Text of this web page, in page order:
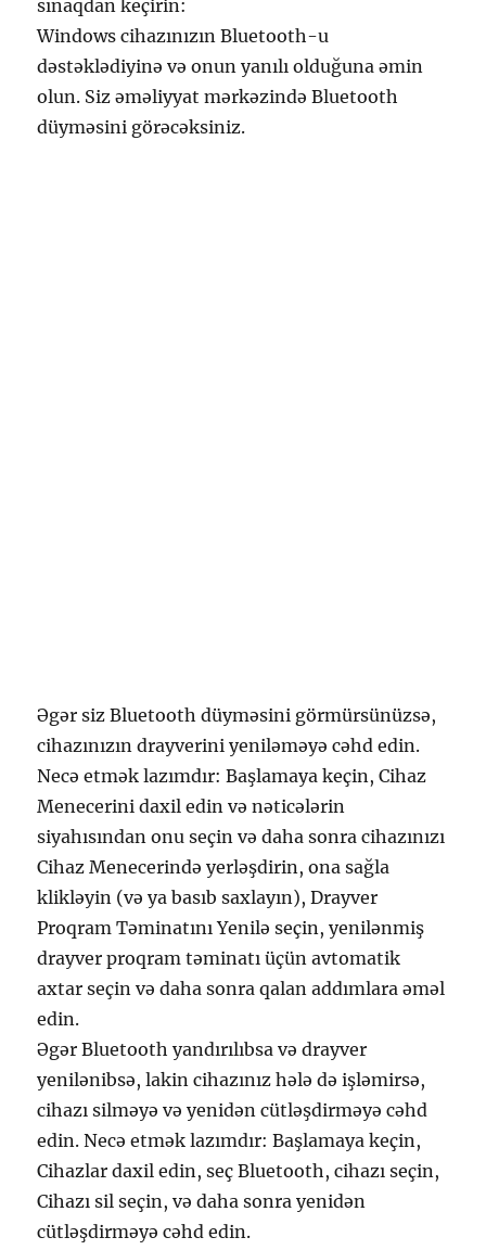
sınaqdan keçirin:
Windows cihazınızın Bluetooth-u
dəstəklədiyinə və onun yanılı olduğuna əmin
olun. Siz əməliyyat mərkəzində Bluetooth
düyməsini görəcəksiniz.
Əgər siz Bluetooth düyməsini görmürsünüzsə,
cihazınızın drayverini yeniləməyə cəhd edin.
Necə etmək lazımdır: Başlamaya keçin, Cihaz
Menecerini daxil edin və nəticələrin
siyahısından onu seçin və daha sonra cihazınızı
Cihaz Menecerində yerləşdirin, ona sağla
klikləyin (və ya basıb saxlayın), Drayver
Proqram Təminatını Yenilə seçin, yenilənmiş
drayver proqram təminatı üçün avtomatik
axtar seçin və daha sonra qalan addımlara əməl
edin.
Əgər Bluetooth yandırılıbsa və drayver
yenilənibsə, lakin cihazınız hələ də işləmirsə,
cihazı silməyə və yenidən cütləşdirməyə cəhd
edin. Necə etmək lazımdır: Başlamaya keçin,
Cihazlar daxil edin, seç Bluetooth, cihazı seçin,
Cihazı sil seçin, və daha sonra yenidən
cütləşdirməyə cəhd edin.